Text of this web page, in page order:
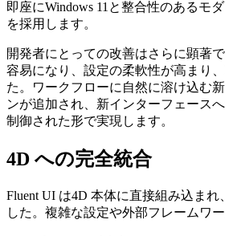
即座にWindows 11と整合性のあるモ
を採用します。
開発者にとっての改善はさらに顕著
容易になり、設定の柔軟性が高まり
た。ワークフローに自然に溶け込む
ンが追加され、新インターフェース
制御された形で実現します。
4D への完全統合
Fluent UI は4D 本体に直接組み込まれ
した。複雑な設定や外部フレームワ